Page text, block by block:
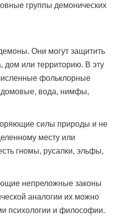
группы демонических
Они могут защитить
дом или территорию. В эту
фольклорные
домовые, вода, нимфы,
силы природы и не
месту или
гномы, русалки, эльфы,
непреложные законы
аналогии их можно
психологии и философии.